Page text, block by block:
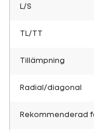
L/S
TL/TT
Tillämpning
Radial/diagonal
Rekommenderad